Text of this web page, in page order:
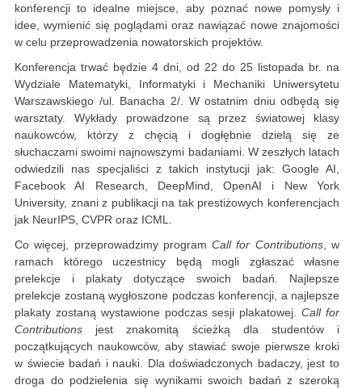
konferencji to idealne miejsce, aby poznać nowe pomysły i
idee, wymienić się poglądami oraz nawiązać nowe znajomości
w celu przeprowadzenia nowatorskich projektów.
Konferencja trwać będzie 4 dni, od 22 do 25 listopada br. na
Wydziale Matematyki, Informatyki i Mechaniki Uniwersytetu
Warszawskiego /ul. Banacha 2/. W ostatnim dniu odbędą się
warsztaty. Wykłady prowadzone są przez światowej klasy
naukowców, którzy z chęcią i dogłębnie dzielą się ze
słuchaczami swoimi najnowszymi badaniami. W zeszłych latach
odwiedzili nas specjaliści z takich instytucji jak: Google AI,
Facebook AI Research, DeepMind, OpenAI i New York
University, znani z publikacji na tak prestiżowych konferencjach
jak NeurIPS, CVPR oraz ICML.
Co więcej, przeprowadzimy programCall for Contributions, w
ramach którego uczestnicy będą mogli zgłaszać własne
prelekcje i plakaty dotyczące swoich badań. Najlepsze
prelekcje zostaną wygłoszone podczas konferencji, a najlepsze
plakaty zostaną wystawione podczas sesji plakatowej.Call for
Contributions jest znakomitą ścieżką dla studentów i
początkujących naukowców, aby stawiać swoje pierwsze kroki
w świecie badań i nauki. Dla doświadczonych badaczy, jest to
droga do podzielenia się wynikami swoich badań z szeroką